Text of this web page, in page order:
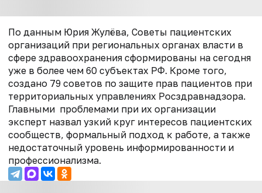
По данным Юрия Жулёва, Советы пациентских
организаций при региональных органах власти в
сфере здравоохранения сформированы на сегодня
уже в более чем 60 субъектах РФ. Кроме того,
создано 79 советов по защите прав пациентов при
территориальных управлениях Росздравнадзора.
Главными проблемами при их организации
эксперт назвал узкий круг интересов пациентских
сообществ, формальный подход к работе, а также
недостаточный уровень информированности и
профессионализма.